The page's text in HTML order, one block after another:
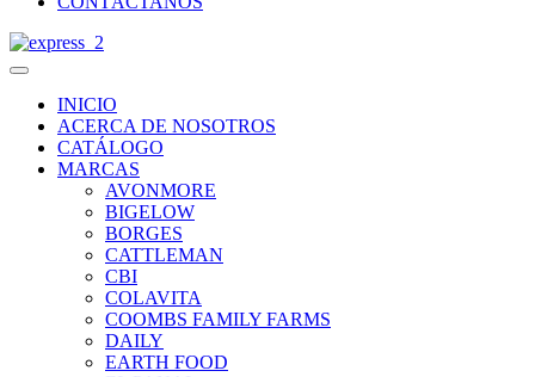
INICIO
ACERCA DE NOSOTROS
CATÁLOGO
MARCAS
AVONMORE
BIGELOW
BORGES
CATTLEMAN
CBI
COLAVITA
COOMBS FAMILY FARMS
DAILY
EARTH FOOD